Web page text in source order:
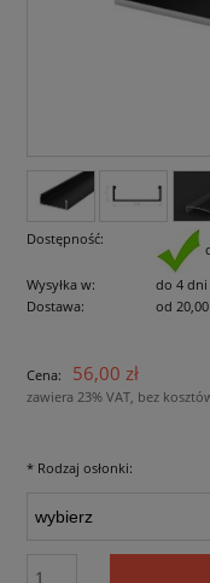
Dostępność:
Wysyłka w:
do 4 dni
Dostawa:
od 20,00
Cena nie zawiera
Cena: 56,00 zł
zawiera 23% VAT, bez
* Rodzaj osłonki: